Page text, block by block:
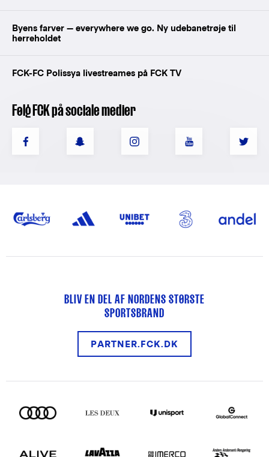
Byens farver — everywhere we go. Ny udebanetrøje til
herreholdet
FCK-FC Polissya livestreames på FCK TV
Følg FCK på sociale medier
BLIV EN DEL AF NORDENS STØRSTE
SPORTSBRAND
PARTNER.FCK.DK